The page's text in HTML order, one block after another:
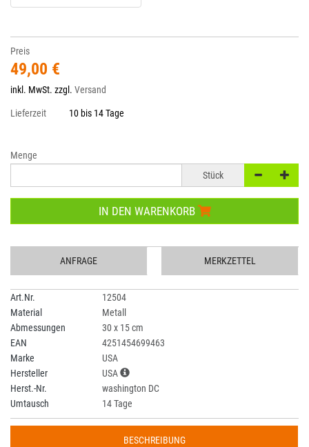
Preis
49,00 €
inkl. MwSt. zzgl. Versand
Lieferzeit 10 bis 14 Tage
Menge
Stück
IN DEN WARENKORB
ANFRAGE MERKZETTEL
Art.Nr.
12504
Material
Metall
Abmessungen
30 x 15 cm
EAN
4251454699463
Marke
USA
Hersteller
USA
Herst.-Nr.
washington DC
Umtausch
14 Tage
BESCHREIBUNG